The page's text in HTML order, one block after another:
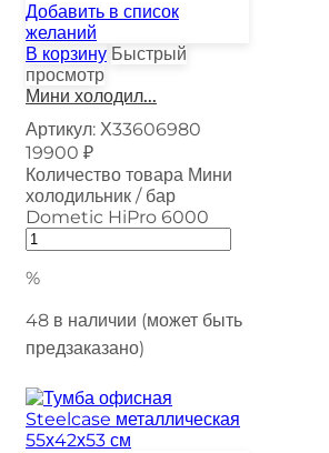
Добавить в список
желаний
В корзину Быстрый
просмотр
Мини холодил...
Артикул: Х33606980
19900 ₽
Количество товара Мини
холодильник / бар
Dometic HiPro 6000
%
48 в наличии (может быть
предзаказано)